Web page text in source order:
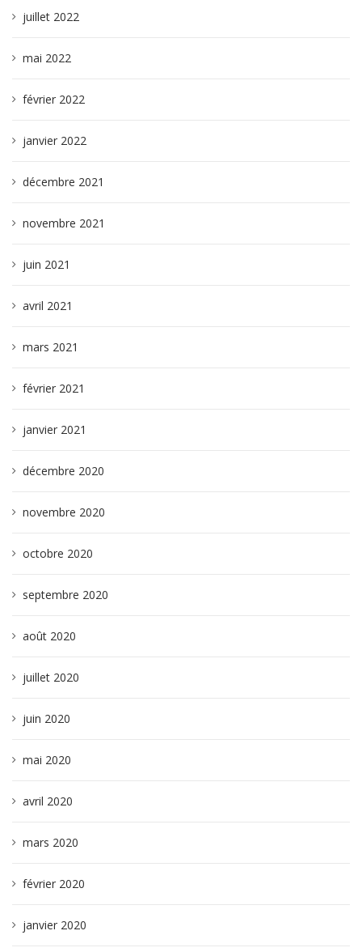
juillet 2022
mai 2022
février 2022
janvier 2022
décembre 2021
novembre 2021
juin 2021
avril 2021
mars 2021
février 2021
janvier 2021
décembre 2020
novembre 2020
octobre 2020
septembre 2020
août 2020
juillet 2020
juin 2020
mai 2020
avril 2020
mars 2020
février 2020
janvier 2020